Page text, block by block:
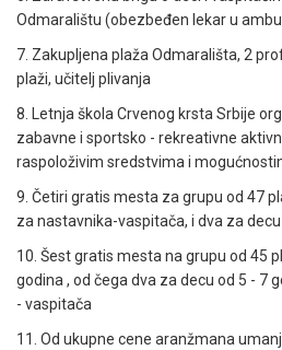
Odmaralištu (obezbeđen lekar u
7. Zakupljena plaža Odmarališta, 2
plaži, učitelj plivanja
8. Letnja škola Crvenog krsta Srbije
zabavne i sportsko - rekreativne
raspoloživim sredstvima i
9. Četiri gratis mesta za grupu od 47
za nastavnika-vaspitača, i dva za
10. Šest gratis mesta na grupu od 45
godina , od čega dva za decu od 5 - 7
- vaspitača
11. Od ukupne cene aranžmana